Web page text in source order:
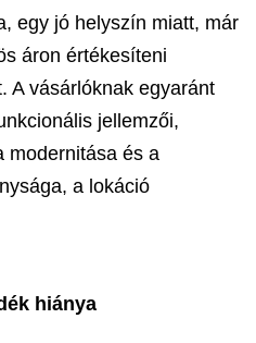
egy jó helyszín miatt, már
áron értékesíteni
A vásárlóknak egyaránt
jellemzői,
modernitása és a
a lokáció
hiánya